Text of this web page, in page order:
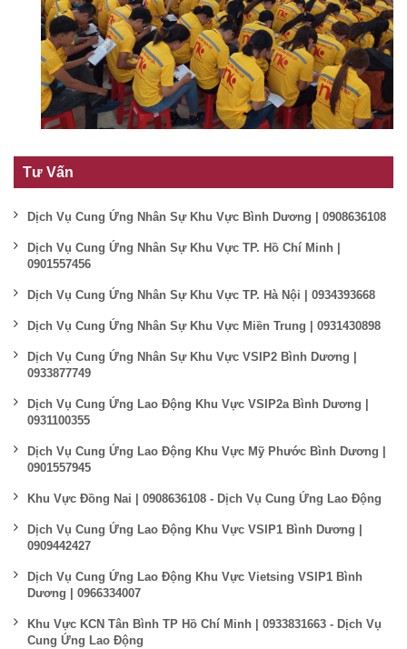
Tư Vấn
Dịch Vụ Cung Ứng Nhân Sự Khu Vực Bình Dương | 0908636108
Dịch Vụ Cung Ứng Nhân Sự Khu Vực TP. Hồ Chí Minh |
0901557456
Dịch Vụ Cung Ứng Nhân Sự Khu Vực TP. Hà Nội | 0934393668
Dịch Vụ Cung Ứng Nhân Sự Khu Vực Miền Trung | 0931430898
Dịch Vụ Cung Ứng Nhân Sự Khu Vực VSIP2 Bình Dương |
0933877749
Dịch Vụ Cung Ứng Lao Động Khu Vực VSIP2a Bình Dương |
0931100355
Dịch Vụ Cung Ứng Lao Động Khu Vực Mỹ Phước Bình Dương |
0901557945
Khu Vực Đồng Nai | 0908636108 - Dịch Vụ Cung Ứng Lao Động
Dịch Vụ Cung Ứng Lao Động Khu Vực VSIP1 Bình Dương |
0909442427
Dịch Vụ Cung Ứng Lao Động Khu Vực Vietsing VSIP1 Bình
Dương | 0966334007
Khu Vực KCN Tân Bình TP Hồ Chí Minh | 0933831663 - Dịch Vụ
Cung Ứng Lao Động